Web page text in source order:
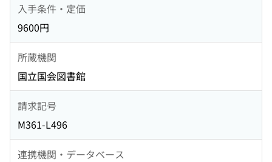
入手条件・定価
9600円
所蔵機関
国立国会図書館
請求記号
M361-L496
連携機関・データベース